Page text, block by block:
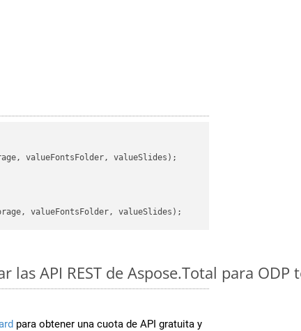
valueFontsFolder, valueSlides);
las API REST de Aspose.Total para ODP
para obtener una cuota de API gratuita y